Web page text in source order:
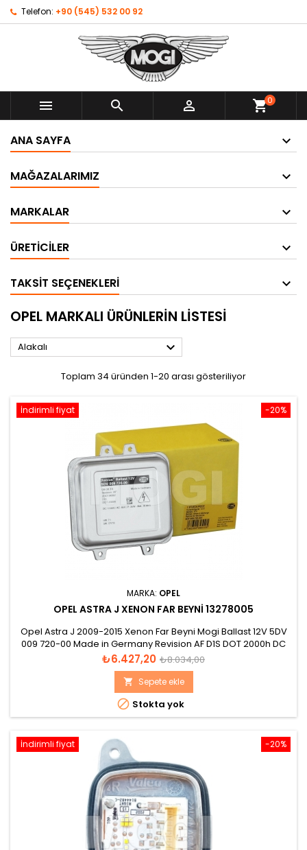
Telefon: +90 (545) 532 00 92
   shopping_cart0
ANA SAYFA
MAĞAZALARIMIZ
MARKALAR
ÜRETICILER
TAKSIT SEÇENEKLERI
OPEL MARKALI ÜRÜNLERIN LISTESI
Alakalı 
Toplam 34 üründen 1-20 arası gösteriliyor
-20%
İndirimli fiyat
MARKA: OPEL
OPEL ASTRA J XENON FAR BEYNI 13278005
Opel Astra J 2009-2015 Xenon Far Beyni Mogi Ballast 12V 5DV
009 720-00 Made in Germany Revision AF D1S DOT 2000h DC
1100V/AC 85V/P 35W-Mat Al 99.5 HW 7 1 SW CR7 6 Katalog
görünümü
Fiyat
₺6.427,20 Normal
fiyat
₺8.034,00
 Sepete ekle
 Stokta yok
-20%
İndirimli fiyat